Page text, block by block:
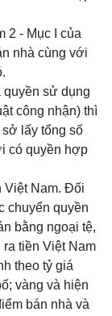
2 - Mục I của
nhà cùng với
sử dụng
công nhận) thì
lấy tổng số
có quyền hợp
Việt Nam. Đối
chuyển quyền
bằng ngoại tệ,
tiền Việt Nam
theo tỷ giá
vàng và hiện
bán nhà và